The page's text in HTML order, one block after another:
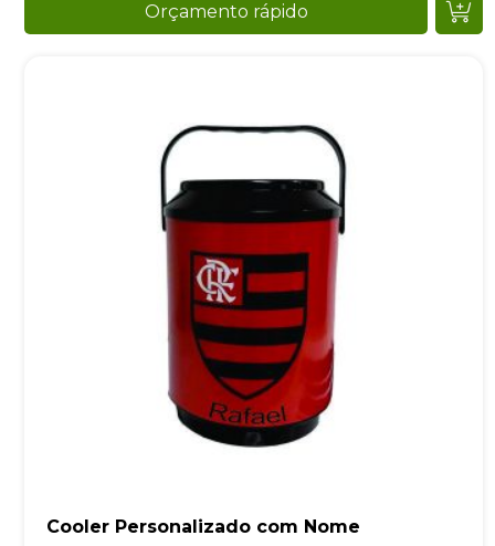
Orçamento rápido
Cooler Personalizado com Nome